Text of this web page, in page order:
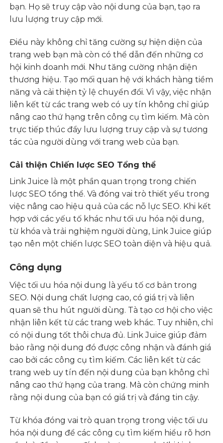
bạn. Họ sẽ truy cập vào nội dung của bạn, tạo ra
lưu lượng truy cập mới.
Điều này không chỉ tăng cường sự hiện diện của
trang web bạn mà còn có thể dẫn đến những cơ
hội kinh doanh mới. Như tăng cường nhận diện
thương hiệu. Tạo mối quan hệ với khách hàng tiềm
năng và cải thiện tỷ lệ chuyển đổi. Vì vậy, việc nhận
liên kết từ các trang web có uy tín không chỉ giúp
nâng cao thứ hạng trên công cụ tìm kiếm. Mà còn
trực tiếp thúc đẩy lưu lượng truy cập và sự tương
tác của người dùng với trang web của bạn.
Cải thiện Chiến lược SEO Tổng thể
Link Juice là một phần quan trọng trong chiến
lược SEO tổng thể. Và đóng vai trò thiết yếu trong
việc nâng cao hiệu quả của các nỗ lực SEO. Khi kết
hợp với các yếu tố khác như tối ưu hóa nội dung,
từ khóa và trải nghiệm người dùng, Link Juice giúp
tạo nên một chiến lược SEO toàn diện và hiệu quả.
Công dụng
Việc tối ưu hóa nội dung là yếu tố cơ bản trong
SEO. Nội dung chất lượng cao, có giá trị và liên
quan sẽ thu hút người dùng. Tà tạo cơ hội cho việc
nhận liên kết từ các trang web khác. Tuy nhiên, chỉ
có nội dung tốt thôi chưa đủ. Link Juice giúp đảm
bảo rằng nội dung đó được công nhận và đánh giá
cao bởi các công cụ tìm kiếm. Các liên kết từ các
trang web uy tín đến nội dung của bạn không chỉ
nâng cao thứ hạng của trang. Mà còn chứng minh
rằng nội dung của bạn có giá trị và đáng tin cậy.
Từ khóa đóng vai trò quan trọng trong việc tối ưu
hóa nội dung để các công cụ tìm kiếm hiểu rõ hơn